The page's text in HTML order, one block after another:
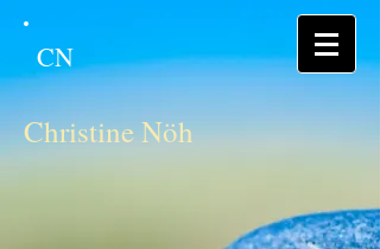
CN
Christine Nöh